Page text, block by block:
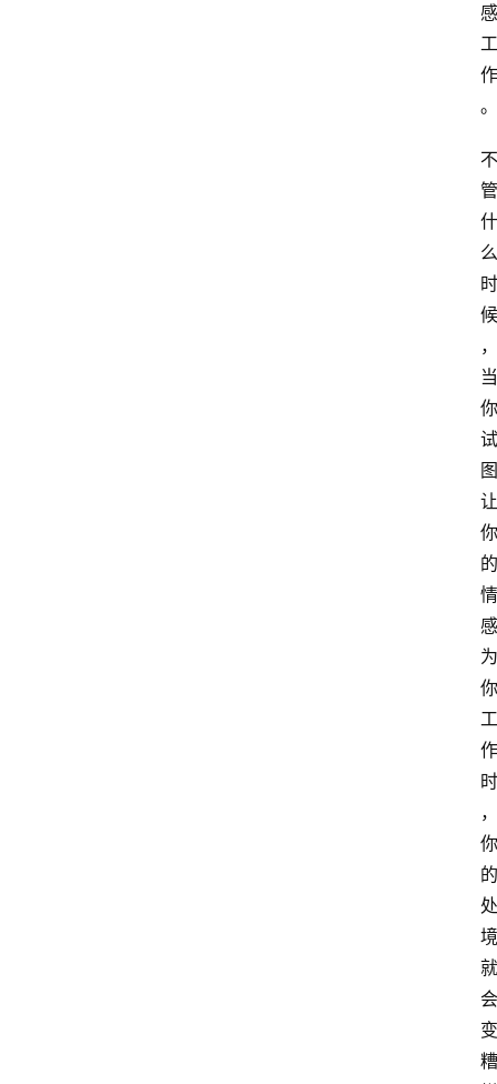
感
工
作
。
不
管
什
么
时
候
，
当
你
试
图
让
你
的
情
感
为
你
工
作
时
，
你
的
处
境
就
会
变
糟